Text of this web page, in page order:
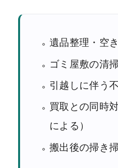
遺品整理・空
ゴミ屋敷の清
引越しに伴う
買取との同時
による）
搬出後の掃き